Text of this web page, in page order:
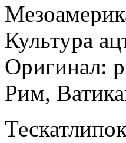
Культура
Оригинал:
Рим,